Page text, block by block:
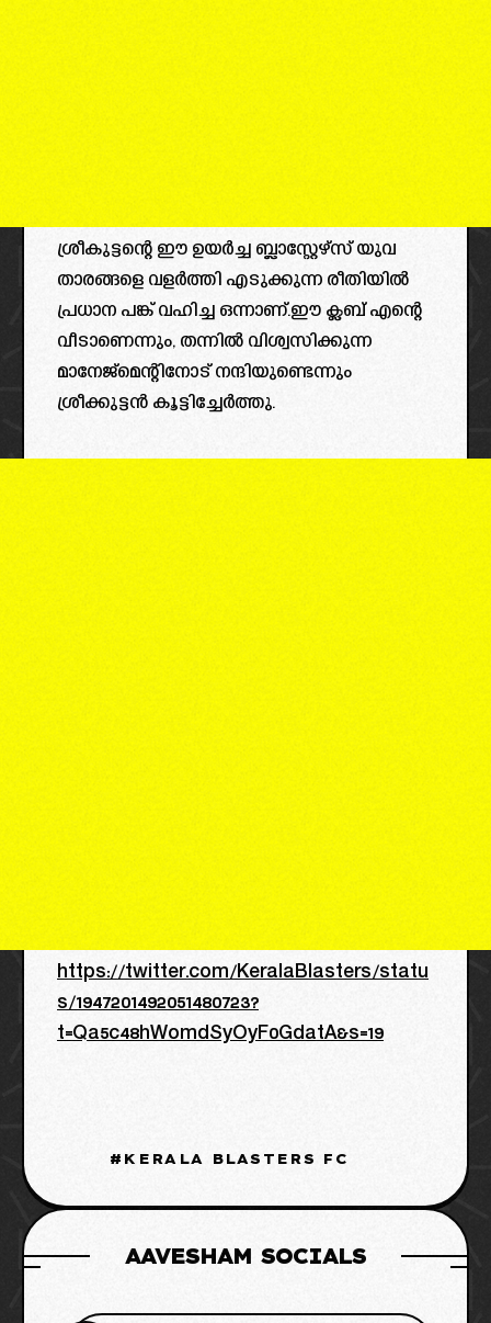
ശ്രീകുട്ടന്റെ ഈ ഉയർച്ച ബ്ലാസ്റ്റേഴ്‌സ് യുവ
താരങ്ങളെ വളർത്തി എടുക്കുന്ന രീതിയിൽ
പ്രധാന പങ്ക് വഹിച്ച ഒന്നാണ്.ഈ ക്ലബ്‌ എന്റെ
വീടാണെന്നും, തന്നിൽ വിശ്വസിക്കുന്ന
മാനേജ്മെന്റിനോട് നന്ദിയുണ്ടെന്നും
ശ്രീക്കുട്ടൻ കൂട്ടിച്ചേർത്തു.
https://twitter.com/KeralaBlasters/statu
s/1947201492051480723?
t=Qa5c48hWomdSyOyF0GdatA&s=19
KERALA BLASTERS FC
AAVESHAM SOCIALS